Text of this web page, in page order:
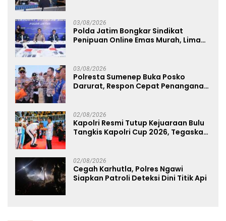
03/08/2026
Polda Jatim Bongkar Sindikat
Penipuan Online Emas Murah, Lima
03/08/2026
Polresta Sumenep Buka Posko
Darurat, Respon Cepat Penanganan
02/08/2026
Kapolri Resmi Tutup Kejuaraan Bulu
Tangkis Kapolri Cup 2026, Tegaskan
02/08/2026
Cegah Karhutla, Polres Ngawi
Siapkan Patroli Deteksi Dini Titik Api